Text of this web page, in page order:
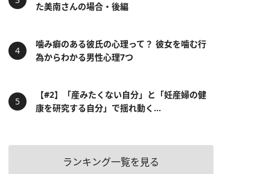
た美南さんの場合・後編
噛み癖のある彼氏の心理って？ 彼女を噛む行
為からわかる男性心理7つ
【#2】「産みたくない自分」と「妊産婦の健
康を研究する自分」で揺れ動く...
ランキング一覧を見る